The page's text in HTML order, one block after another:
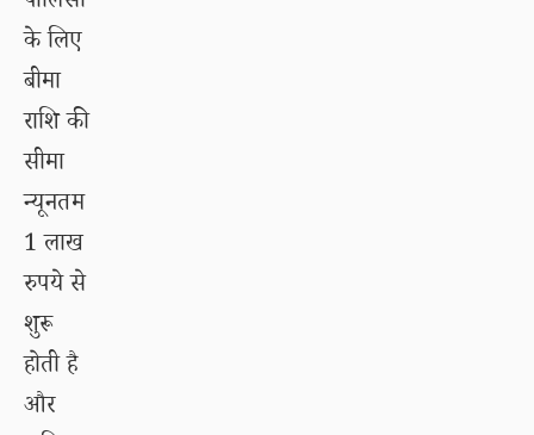
के लिए
बीमा
राशि की
सीमा
न्यूनतम
1 लाख
रुपये से
शुरू
होती है
और